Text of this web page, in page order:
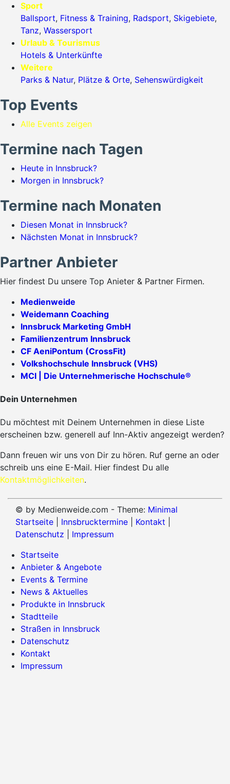
Sport
Ballsport, Fitness & Training, Radsport, Skigebiete,
Tanz, Wassersport
Urlaub & Tourismus
Hotels & Unterkünfte
Weitere
Parks & Natur, Plätze & Orte, Sehenswürdigkeit
Top Events
Alle Events zeigen
Termine nach Tagen
Heute in Innsbruck?
Morgen in Innsbruck?
Termine nach Monaten
Diesen Monat in Innsbruck?
Nächsten Monat in Innsbruck?
Partner Anbieter
Hier findest Du unsere Top Anieter & Partner Firmen.
Medienweide
Weidemann Coaching
Innsbruck Marketing GmbH
Familienzentrum Innsbruck
CF AeniPontum (CrossFit)
Volkshochschule Innsbruck (VHS)
MCI | Die Unternehmerische Hochschule®
Dein Unternehmen
Du möchtest mit Deinem Unternehmen in diese Liste
erscheinen bzw. generell auf Inn-Aktiv angezeigt werden?
Dann freuen wir uns von Dir zu hören. Ruf gerne an oder
schreib uns eine E-Mail. Hier findest Du alle
Kontaktmöglichkeiten.
© by Medienweide.com - Theme: Minimal
Startseite
Innsbrucktermine Kontakt
Datenschutz
Impressum
Startseite
Anbieter & Angebote
Events & Termine
News & Aktuelles
Produkte in Innsbruck
Stadtteile
Straßen in Innsbruck
Datenschutz
Kontakt
Impressum